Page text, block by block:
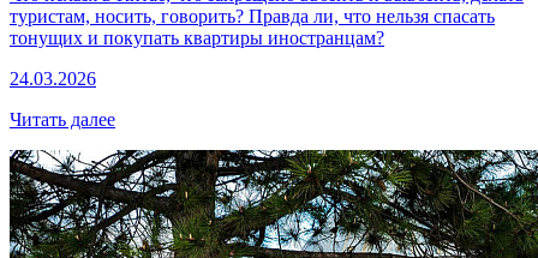
туристам, носить, говорить? Правда ли, что нельзя спасать
тонущих и покупать квартиры иностранцам?
24.03.2026
Читать далее